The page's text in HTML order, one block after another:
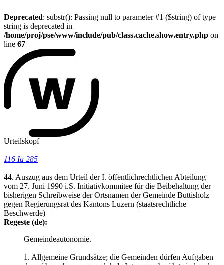
Deprecated: substr(): Passing null to parameter #1 ($string) of type
string is deprecated in
/home/proj/pse/www/include/pub/class.cache.show.entry.php on
line 67
Urteilskopf
116 Ia 285
44. Auszug aus dem Urteil der I. öffentlichrechtlichen Abteilung
vom 27. Juni 1990 i.S. Initiativkommitee für die Beibehaltung der
bisherigen Schreibweise der Ortsnamen der Gemeinde Buttisholz
gegen Regierungsrat des Kantons Luzern (staatsrechtliche
Beschwerde)
Regeste (de):
Gemeindeautonomie.
1. Allgemeine Grundsätze; die Gemeinden dürfen Aufgaben